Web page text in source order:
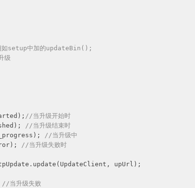
//当升级开始时
//当升级结束时
//当升级中
//当升级失败时
//当升级失败